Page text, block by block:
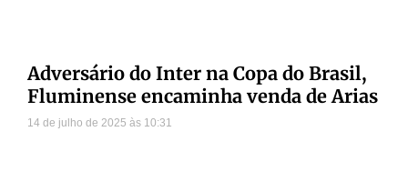
Adversário do Inter na Copa do Brasil,
Fluminense encaminha venda de Arias
14 de julho de 2025 10:31